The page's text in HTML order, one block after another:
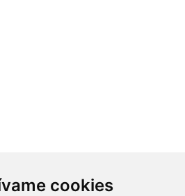
cookies